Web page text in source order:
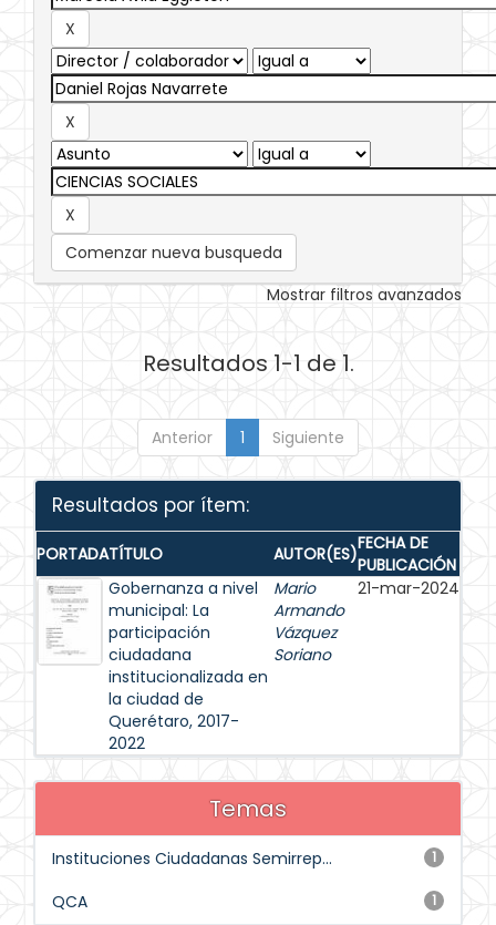
Comenzar nueva busqueda
Mostrar filtros avanzados
Resultados 1-1 de 1.
Anterior 1 Siguiente
Resultados por ítem:
PORTADATÍTULO AUTOR(ES)FECHA DE
PUBLICACIÓN
Gobernanza a nivel
municipal: La
participación
ciudadana
institucionalizada en
la ciudad de
Querétaro, 2017-
2022
Mario
Armando
Vázquez
Soriano
21-mar-2024
Temas
1
Instituciones Ciudadanas Semirrep...
1
QCA